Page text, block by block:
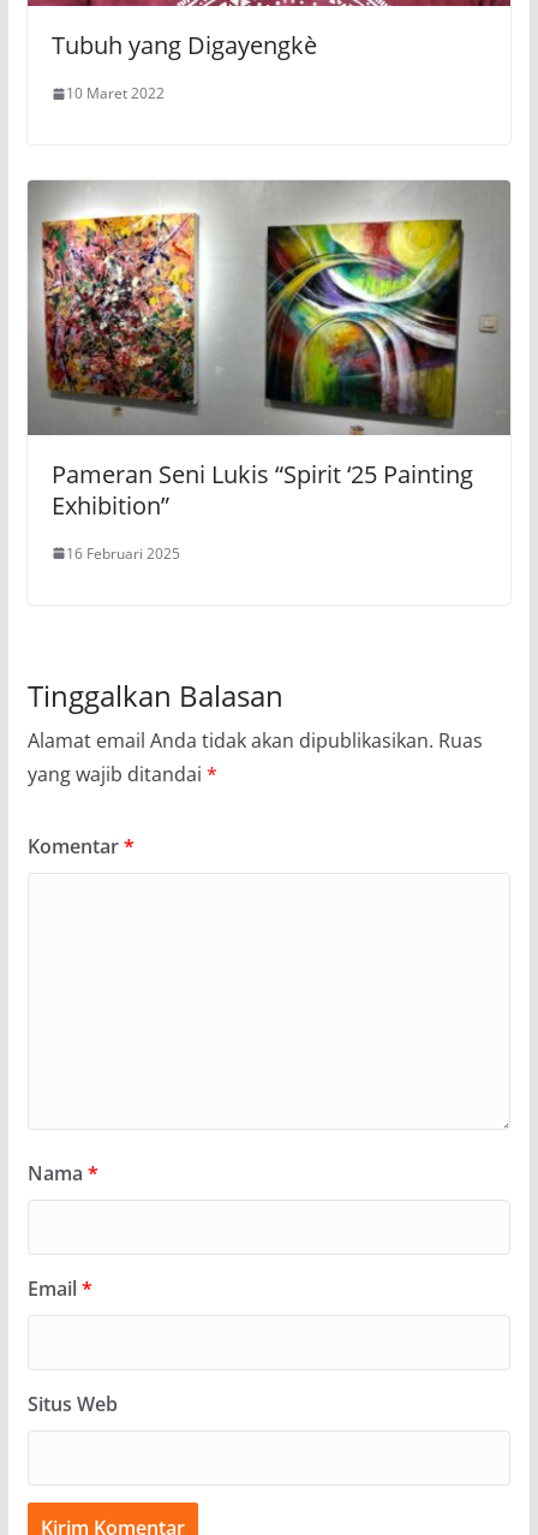
Tubuh yang Digayengkè
10 Maret 2022
Pameran Seni Lukis “Spirit ‘25 Painting
Exhibition”
16 Februari 2025
Tinggalkan Balasan
Alamat email Anda tidak akan dipublikasikan. Ruas
yang wajib ditandai *
Komentar*
Nama *
Email*
Situs Web